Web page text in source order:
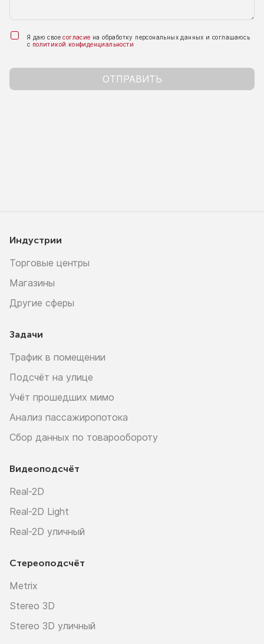
Я даю своесогласие на обработку персональных данных и соглашаюсь
с политикой конфиденциальности
ОТПРАВИТЬ
Индустрии
Торговые центры
Магазины
Другие сферы
Задачи
Трафик в помещении
Подсчёт на улице
Учёт прошедших мимо
Анализ пассажиропотока
Сбор данных по товарообороту
Видеоподсчёт
Real-2D
Real-2D Light
Real-2D уличный
Стереоподсчёт
Metrix
Stereo 3D
Stereo 3D уличный